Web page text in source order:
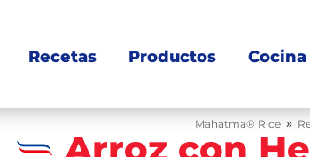
Recetas Productos Cocina
Mahatma® Rice »